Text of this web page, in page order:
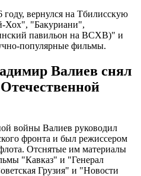
вернулся на Тбилисскую
Хох", "Бакуриани",
павильон на ВСХВ)" и
популярные фильмы.
Валиев снял
войны Валиев руководил
фронта и был режиссером
Отснятые им материалы
"Кавказ" и "Генерал
Грузия" и "Новости